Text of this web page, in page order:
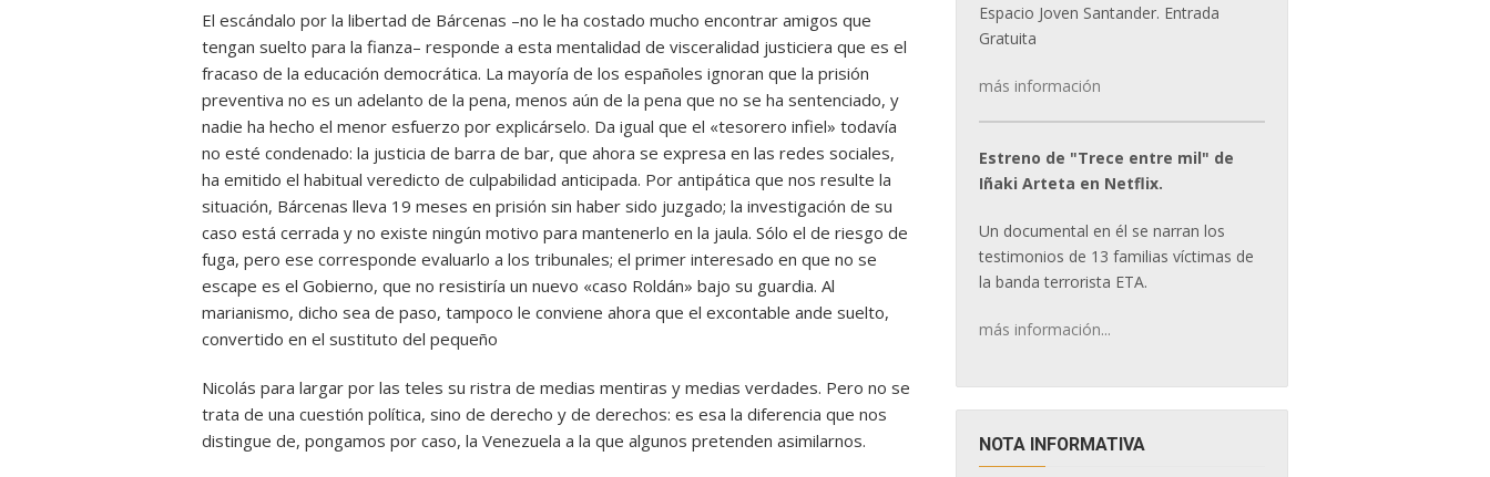
El escándalo por la libertad de Bárcenas –no le ha costado mucho encontrar amigos que
tengan suelto para la fianza– responde a esta mentalidad de visceralidad justiciera que es el
fracaso de la educación democrática. La mayoría de los españoles ignoran que la prisión
preventiva no es un adelanto de la pena, menos aún de la pena que no se ha sentenciado, y
nadie ha hecho el menor esfuerzo por explicárselo. Da igual que el «tesorero infiel» todavía
no esté condenado: la justicia de barra de bar, que ahora se expresa en las redes sociales,
ha emitido el habitual veredicto de culpabilidad anticipada. Por antipática que nos resulte la
situación, Bárcenas lleva 19 meses en prisión sin haber sido juzgado; la investigación de su
caso está cerrada y no existe ningún motivo para mantenerlo en la jaula. Sólo el de riesgo de
fuga, pero ese corresponde evaluarlo a los tribunales; el primer interesado en que no se
escape es el Gobierno, que no resistiría un nuevo «caso Roldán» bajo su guardia. Al
marianismo, dicho sea de paso, tampoco le conviene ahora que el excontable ande suelto,
convertido en el sustituto del pequeño
Nicolás para largar por las teles su ristra de medias mentiras y medias verdades. Pero no se
trata de una cuestión política, sino de derecho y de derechos: es esa la diferencia que nos
distingue de, pongamos por caso, la Venezuela a la que algunos pretenden asimilarnos.
Espacio Joven Santander. Entrada
Gratuita
más información
Estreno de "Trece entre mil" de
Iñaki Arteta en Netflix.
Un documental en él se narran los
testimonios de 13 familias víctimas de
la banda terrorista ETA.
más información...
NOTA INFORMATIVA